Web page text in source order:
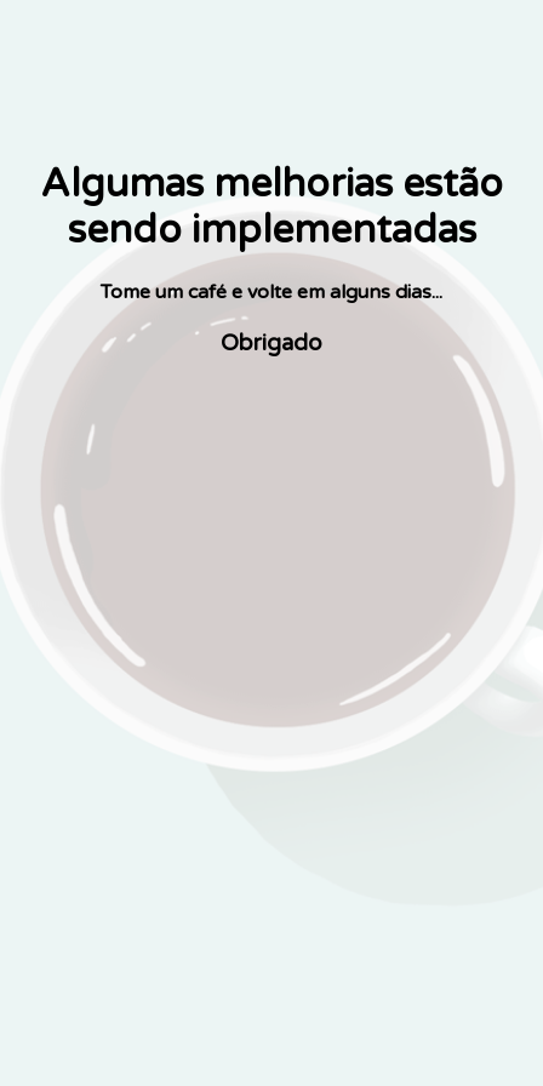
Algumas melhorias estão
sendo implementadas
Tome um café e volte em alguns dias...
Obrigado